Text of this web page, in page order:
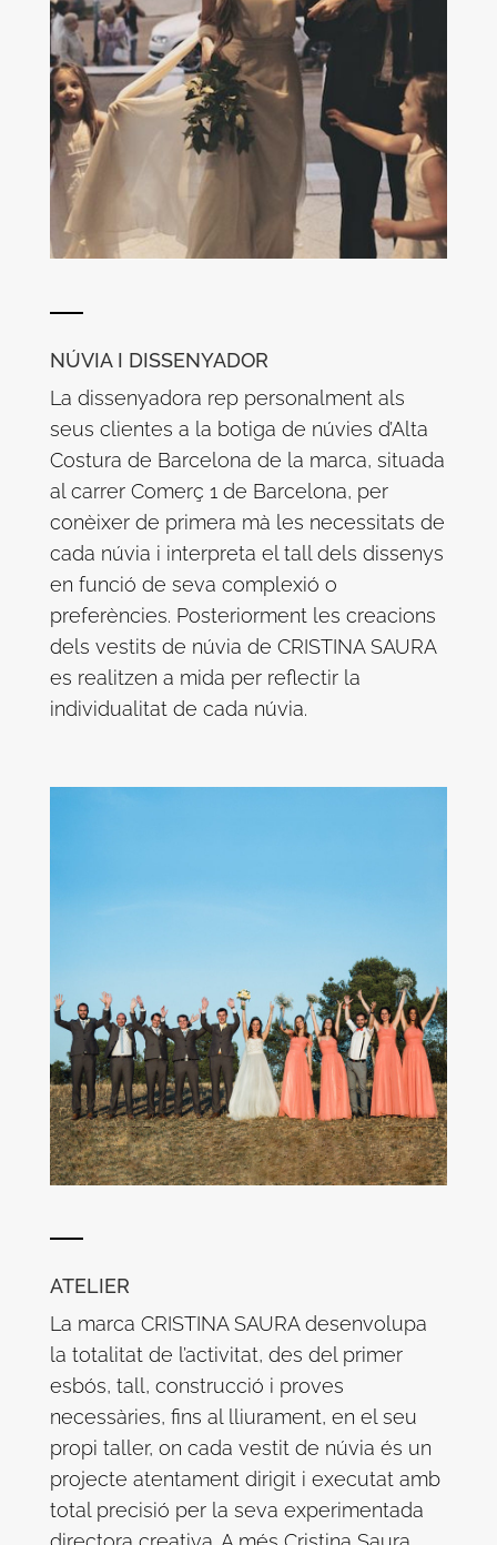
NÚVIA I DISSENYADOR
La dissenyadora rep personalment als
seus clientes a la botiga de núvies d’Alta
Costura de Barcelona de la marca, situada
al carrer Comerç 1 de Barcelona, per
conèixer de primera mà les necessitats de
cada núvia i interpreta el tall dels dissenys
en funció de seva complexió o
preferències. Posteriorment les creacions
dels vestits de núvia de CRISTINA SAURA
es realitzen a mida per reflectir la
individualitat de cada núvia.
ATELIER
La marca CRISTINA SAURA desenvolupa
la totalitat de l’activitat, des del primer
esbós, tall, construcció i proves
necessàries, fins al lliurament, en el seu
propi taller, on cada vestit de núvia és un
projecte atentament dirigit i executat amb
total precisió per la seva experimentada